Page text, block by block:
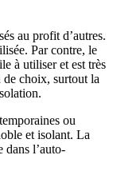
au profit d’autres.
Par contre, le
à utiliser et est très
de choix, surtout la
ou
et isolant. La
dans l’auto-